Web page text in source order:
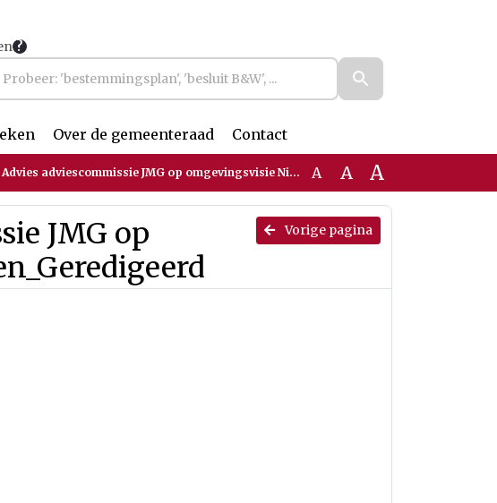
Over de gemeenteraad Contact
adviescommissie JMG op omgevingsvisie Nijmegen_Geredigeerd A A A
Vorige pagina
JMG op